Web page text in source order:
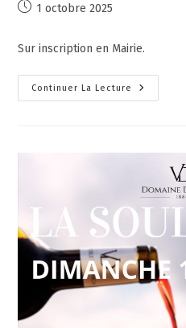
1 octobre 2025
Sur inscription en Mairie.
Continuer La Lecture